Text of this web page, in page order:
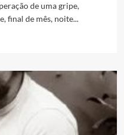
de uma gripe,
final de mês, noite...